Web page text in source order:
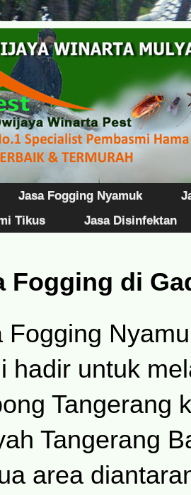
Jasa Fogging Nyamuk
Tikus
Jasa Disinfektan
Fogging di
Fogging
hadir untuk
Tangerang
Tangerang
area